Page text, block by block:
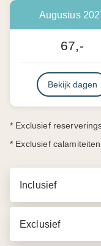
Augustus
67,-
Bekijk dagen
* Exclusief
* Exclusief
Inclusief
Exclusief